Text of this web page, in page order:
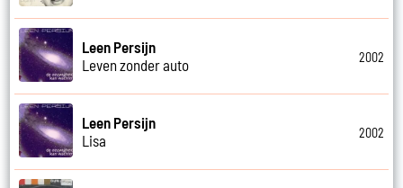
Leen Persijn
Leven zonder auto
2002
Leen Persijn
Lisa
2002